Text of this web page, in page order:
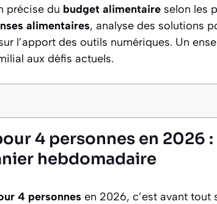
précise du budget alimentaire selon les
alimentaires, analyse des solutions
l’apport des outils numériques. Un
aux défis actuels.
4 personnes en 2026
hebdomadaire
4 personnes en 2026, c’est avant tout